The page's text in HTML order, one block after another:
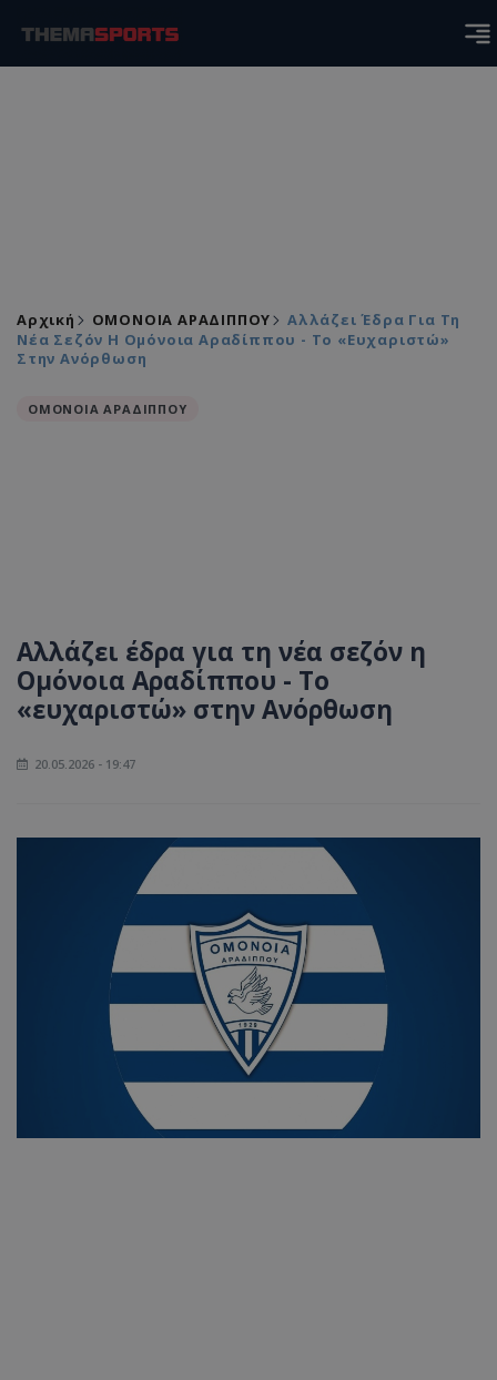
Αρχική ΟΜΟΝΟΙΑ ΑΡΑΔΙΠΠΟΥ
Αλλάζει Έδρα Για Τη
Νέα Σεζόν Η Ομόνοια Αραδίππου - Το «ευχαριστώ»
Στην Ανόρθωση
ΟΜΟΝΟΙΑ ΑΡΑΔΙΠΠΟΥ
Αλλάζει έδρα για τη νέα σεζόν η
Ομόνοια Αραδίππου - Το
«ευχαριστώ» στην Ανόρθωση
20.05.2026 - 19:47